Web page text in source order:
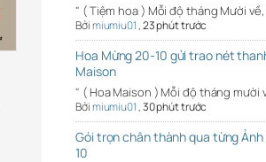
" ( Tiệm hoa ) Mỗi độ tháng Mười
Bởimiumiu01,23 phút trước
Hoa Mừng 20-10 gửi trao nét
Maison
" ( Hoa Maison ) Mỗi độ tháng mười
Bởimiumiu01,30 phút trước
Gói trọn chân thành qua từng
10